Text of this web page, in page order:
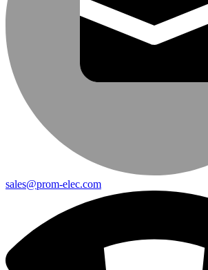
sales@prom-elec.com